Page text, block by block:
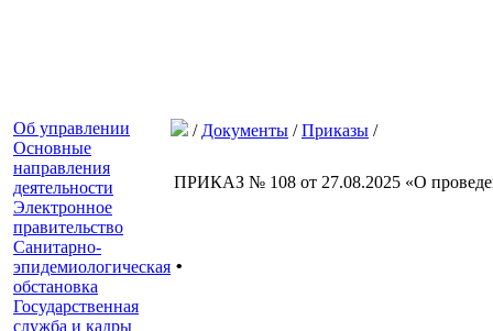
Об управлении
Основные
направления
деятельности
Электронное
правительство
Санитарно-
эпидемиологическая
обстановка
Государственная
служба и кадры
/ Документы /Приказы /
ПРИКАЗ № 108 от 27.08.2025 «О
.